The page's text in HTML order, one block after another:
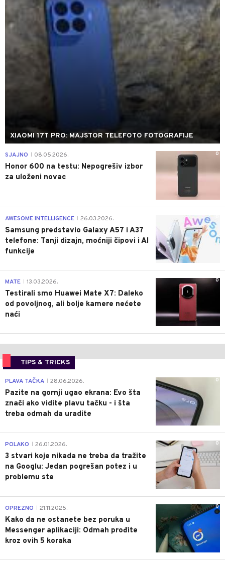
XIAOMI 17T PRO: MAJSTOR TELEFOTO FOTOGRAFIJE
0
SJAJNO 08.05.2026.
Honor 600 na testu: Nepogrešiv izbor
za uloženi novac
AWESOME INTELLIGENCE 26.03.2026.
Samsung predstavio Galaxy A57 i A37
telefone: Tanji dizajn, moćniji čipovi i AI
funkcije
0
MATE 13.03.2026.
Testirali smo Huawei Mate X7: Daleko
od povoljnog, ali bolje kamere nećete
naći
TIPS & TRICKS
0
PLAVA TAČKA 28.06.2026.
Pazite na gornji ugao ekrana: Evo šta
znači ako vidite plavu tačku - i šta
treba odmah da uradite
0
POLAKO 26.01.2026.
3 stvari koje nikada ne treba da tražite
na Googlu: Jedan pogrešan potez i u
problemu ste
0
OPREZNO 21.11.2025.
Kako da ne ostanete bez poruka u
Messenger aplikaciji: Odmah prođite
kroz ovih 5 koraka